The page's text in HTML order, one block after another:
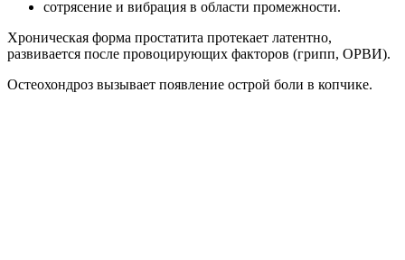
сотрясение и вибрация в области промежности.
Хроническая форма простатита протекает латентно,
развивается после провоцирующих факторов (грипп, ОРВИ).
Остеохондроз вызывает появление острой боли в копчике.